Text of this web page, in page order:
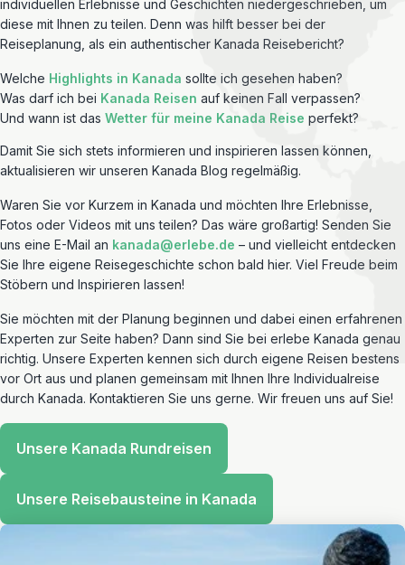
individuellen Erlebnisse und Geschichten niedergeschrieben, um
diese mit Ihnen zu teilen. Denn was hilft besser bei der
Reiseplanung, als ein authentischer Kanada Reisebericht?
Welche Highlights in Kanada sollte ich gesehen haben?
Was darf ich bei Kanada Reisen auf keinen Fall verpassen?
Und wann ist das Wetter für meine Kanada Reise perfekt?
Damit Sie sich stets informieren und inspirieren lassen können,
aktualisieren wir unseren Kanada Blog regelmäßig.
Waren Sie vor Kurzem in Kanada und möchten Ihre Erlebnisse,
Fotos oder Videos mit uns teilen? Das wäre großartig! Senden Sie
uns eine E-Mail an kanada@erlebe.de – und vielleicht entdecken
Sie Ihre eigene Reisegeschichte schon bald hier. Viel Freude beim
Stöbern und Inspirieren lassen!
Sie möchten mit der Planung beginnen und dabei einen erfahrenen
Experten zur Seite haben? Dann sind Sie bei erlebe Kanada genau
richtig. Unsere Experten kennen sich durch eigene Reisen bestens
vor Ort aus und planen gemeinsam mit Ihnen Ihre Individualreise
durch Kanada. Kontaktieren Sie uns gerne. Wir freuen uns auf Sie!
Unsere Kanada Rundreisen
Unsere Reisebausteine in Kanada